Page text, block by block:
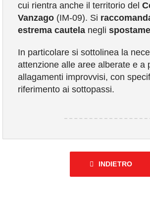
COMUNICAZIONE
cui rientra anche il territorio del
Vanzago(IM-09). Si
estrema cautelanegli
In particolare si sottolinea la
attenzione alle aree alberate e a
allagamenti improvvisi, con
riferimento ai sottopassi.
INDIETRO